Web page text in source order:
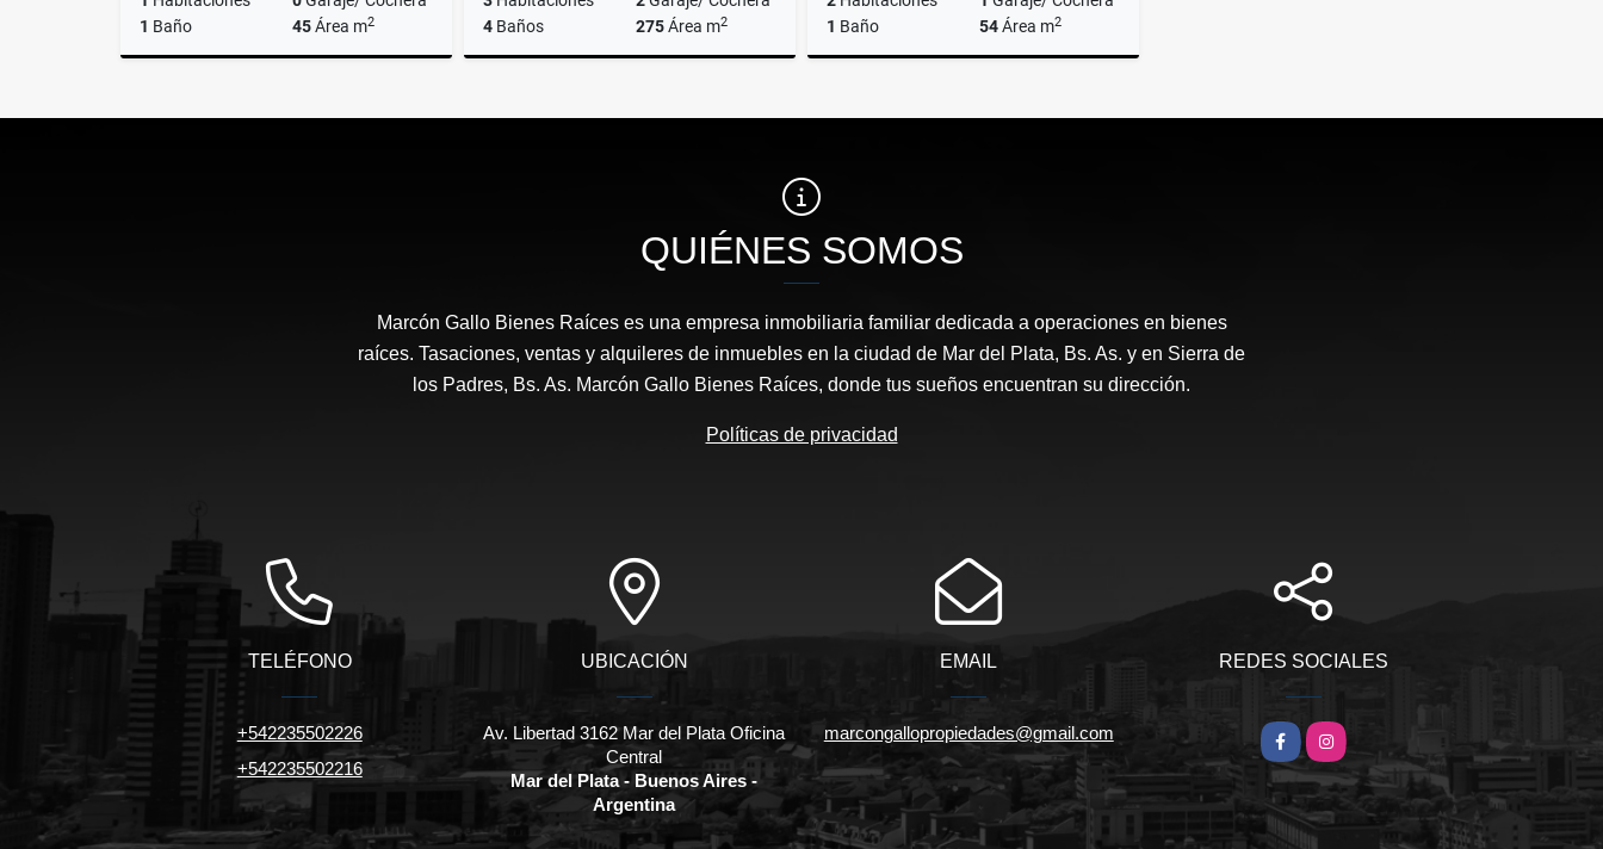
1 Baño 45Área m2
$11.111 $11.111
4 Baños 275Área m2
US$265,000
1 Baño 54Área m2
$11.111
QUIÉNES SOMOS
Marcón Gallo Bienes Raíces es una empresa inmobiliaria familiar dedicada a operaciones en bienes
raíces. Tasaciones, ventas y alquileres de inmuebles en la ciudad de Mar del Plata, Bs. As. y en Sierra de
los Padres, Bs. As. Marcón Gallo Bienes Raíces, donde tus sueños encuentran su dirección.
Políticas de privacidad
TELÉFONO
+542235502226
+542235502216
UBICACIÓN
Av. Libertad 3162 Mar del Plata Oficina
Central
Mar del Plata - Buenos Aires -
Argentina
EMAIL
marcongallopropiedades@gmail.com
REDES SOCIALES
Facebook
Instagram